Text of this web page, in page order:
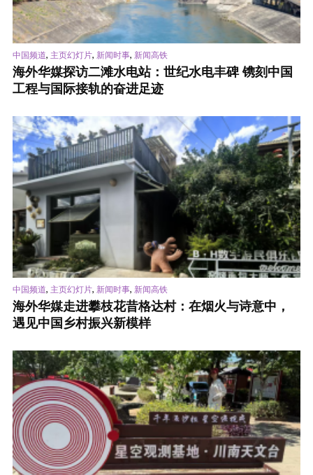
中国频道, 主页幻灯片, 新闻时事, 新闻高铁
海外华媒探访二滩水电站：世纪水电丰碑 镌刻中国
工程与国际接轨的奋进足迹
中国频道, 主页幻灯片, 新闻时事, 新闻高铁
海外华媒走进攀枝花昔格达村：在烟火与诗意中，
遇见中国乡村振兴新模样